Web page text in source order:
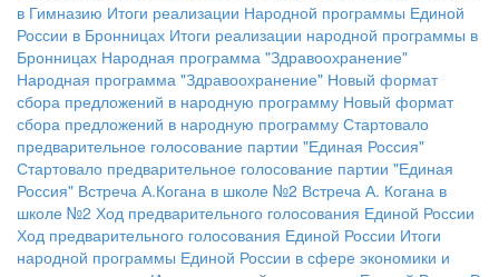
в Гимназию Итоги реализации Народной программы Единой
России в Бронницах Итоги реализации народной программы в
Бронницах Народная программа "Здравоохранение"
Народная программа "Здравоохранение" Новый формат
сбора предложений в народную программу Новый формат
сбора предложений в народную программу Стартовало
предварительное голосование партии "Единая Россия"
Стартовало предварительное голосование партии "Единая
Россия" Встреча А.Когана в школе №2 Встреча А. Когана в
школе №2 Ход предварительного голосования Единой России
Ход предварительного голосования Единой России Итоги
народной программы Единой России в сфере экономики и